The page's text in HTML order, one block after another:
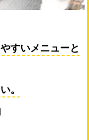
すいメニューと
。